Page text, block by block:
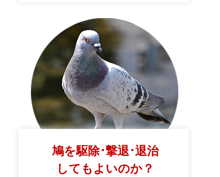
鳩を駆除･撃退･退治
してもよいのか？